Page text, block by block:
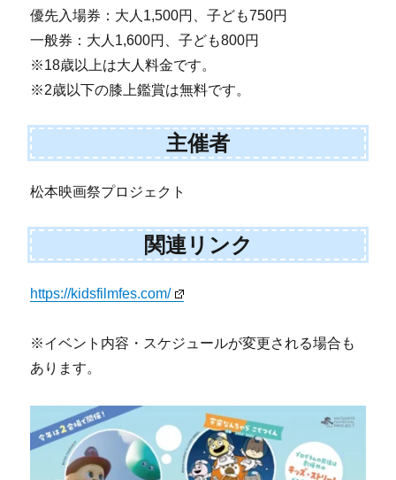
優先入場券：大人1,500円、子ども750円
一般券：大人1,600円、子ども800円
※18歳以上は大人料金です。
※2歳以下の膝上鑑賞は無料です。
主催者
松本映画祭プロジェクト
関連リンク
https://kidsfilmfes.com/
※イベント内容・スケジュールが変更される場合も
あります。